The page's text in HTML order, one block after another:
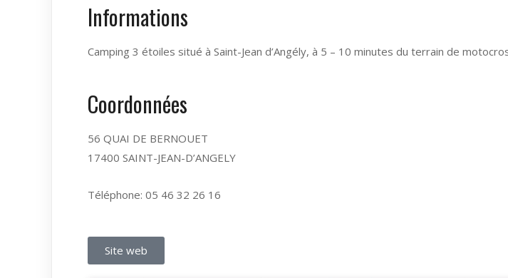
Informations
Camping 3 étoiles situé à Saint-Jean d’Angély, à 5 – 10 minutes du terrain de
Coordonnées
56 QUAI DE BERNOUET
17400 SAINT-JEAN-D’ANGELY
Téléphone: 05 46 32 26 16
Site web